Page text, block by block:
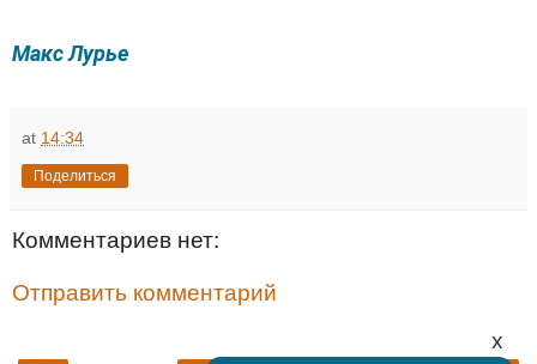
x
Макс Лурье
at 14:34
Поделиться
Комментариев нет:
Отправить комментарий